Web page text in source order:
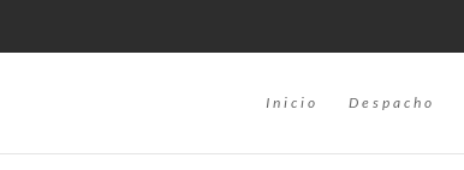
Inicio Despacho